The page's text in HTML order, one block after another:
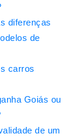
diferenças
de
carros
Goiás ou
de um